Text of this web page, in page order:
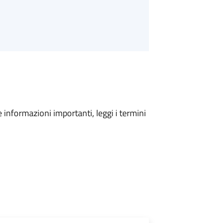
informazioni importanti, leggi i termini